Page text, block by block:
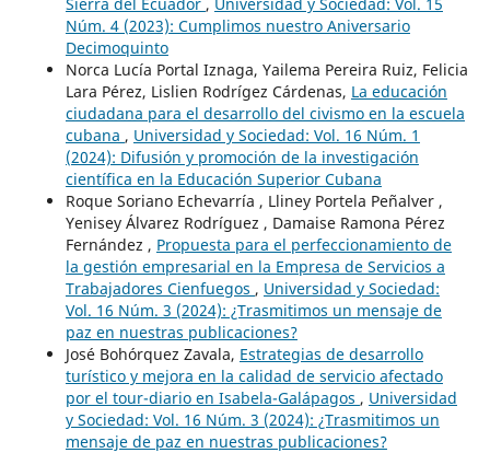
Núm. 4 (2023): Cumplimos nuestro Aniversario
Decimoquinto
Norca Lucía Portal Iznaga, Yailema Pereira Ruiz, Felicia
Lara Pérez, Lislien Rodrígez Cárdenas, La educación
ciudadana para el desarrollo del civismo en la escuela
cubana , Universidad y Sociedad: Vol. 16 Núm. 1
(2024): Difusión y promoción de la investigación
científica en la Educación Superior Cubana
Roque Soriano Echevarría , Lliney Portela Peñalver ,
Yenisey Álvarez Rodríguez , Damaise Ramona Pérez
Fernández , Propuesta para el perfeccionamiento de
la gestión empresarial en la Empresa de Servicios a
Trabajadores Cienfuegos , Universidad y Sociedad:
Vol. 16 Núm. 3 (2024): ¿Trasmitimos un mensaje de
paz en nuestras publicaciones?
José Bohórquez Zavala, Estrategias de desarrollo
turístico y mejora en la calidad de servicio afectado
por el tour-diario en Isabela-Galápagos , Universidad
y Sociedad: Vol. 16 Núm. 3 (2024): ¿Trasmitimos un
mensaje de paz en nuestras publicaciones?